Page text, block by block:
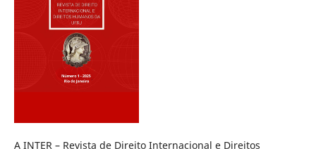
A INTER – Revista de Direito Internacional e Direitos